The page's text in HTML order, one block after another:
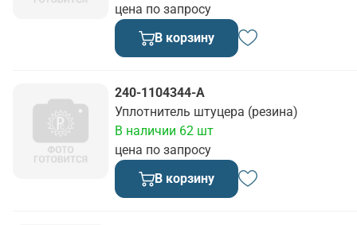
цена по запросу
В корзину
240-1104344-А
Уплотнитель штуцера (резина)
цена по запросу
В наличии 62 шт
В корзину